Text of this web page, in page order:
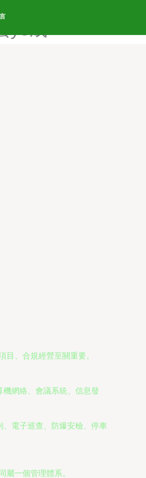
频-爱福利综合
、合規經營至關重要。
機網絡、會議系統、信息發
、電子巡查、防爆安檢、停車
屬一個管理體系。